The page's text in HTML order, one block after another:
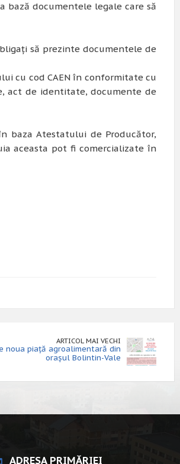
bază documentele legale care să
să prezinte documentele de
cu cod CAEN în conformitate cu
act de identitate, documente de
baza Atestatului de Producător,
aceasta pot fi comercializate în
ARTICOL MAI VECHI
noua piață agroalimentară din
orașul Bolintin-Vale
ADRESA PRIMĂRIEI